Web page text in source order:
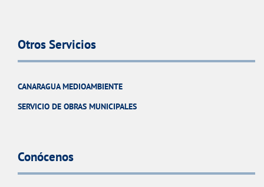
Otros Servicios
CANARAGUA MEDIOAMBIENTE
SERVICIO DE OBRAS MUNICIPALES
Conócenos